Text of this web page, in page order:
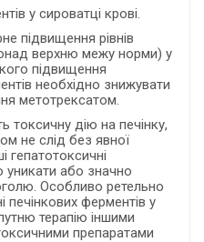
у сироватці крові.
підвищення рівнів
верхню межу норми) у
підвищення
необхідно знижувати
метотрексатом.
токсичну дію на печінку,
не слід без явної
гепатотоксичні
уникати або значно
Особливо ретельно
печінкових ферментів у
терапію іншими
препаратами